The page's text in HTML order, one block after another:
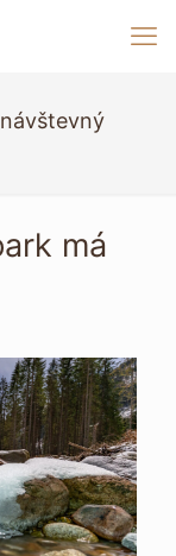
má